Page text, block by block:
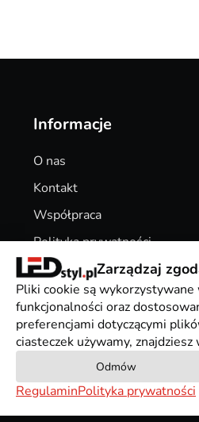
Informacje
O nas
Kontakt
Współpraca
Polityka prywatności
Pliki CookiesZarządzaj
Pliki cookie są wykorzystywane
funkcjonalności oraz
preferencjami dotyczącymi
ciasteczek używamy,
Odmów
RegulaminPolityka prywatności